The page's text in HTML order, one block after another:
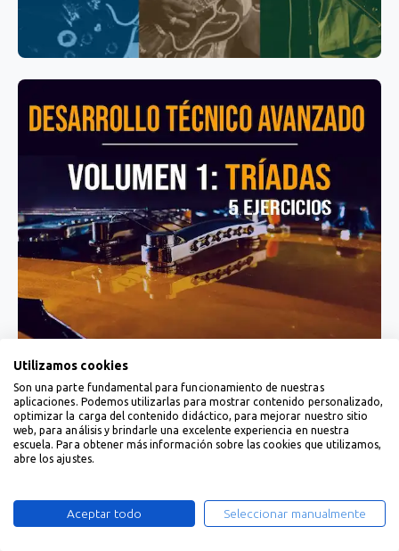
Utilizamos cookies
Son una parte fundamental para funcionamiento de nuestras
aplicaciones. Podemos utilizarlas para mostrar contenido personalizado,
optimizar la carga del contenido didáctico, para mejorar nuestro sitio
web, para análisis y brindarle una excelente experiencia en nuestra
escuela. Para obtener más información sobre las cookies que utilizamos,
abre los ajustes.
Aceptar todo Seleccionar manualmente